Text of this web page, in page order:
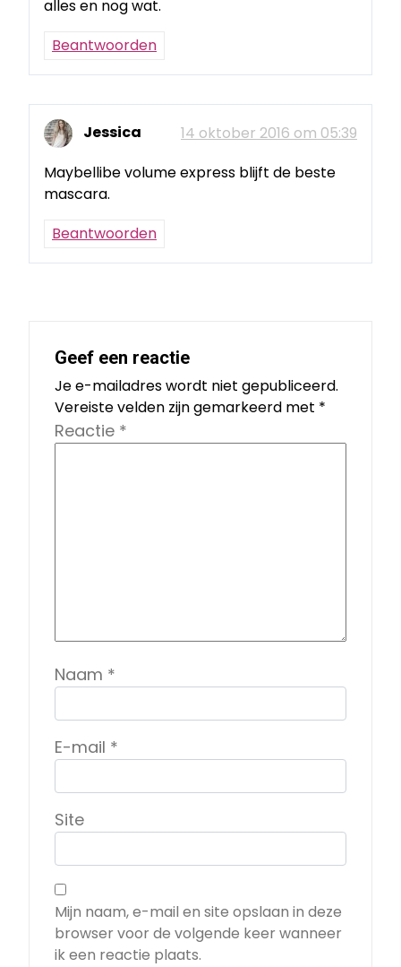
alles en nog wat.
Beantwoorden
Jessica
14 oktober 2016 om 05:39
Maybellibe volume express blijft de beste
mascara.
Beantwoorden
Geef een reactie
Je e-mailadres wordt niet gepubliceerd.
Vereiste velden zijn gemarkeerd met *
Reactie *
Naam *
E-mail *
Site
Mijn naam, e-mail en site opslaan in deze
browser voor de volgende keer wanneer
ik een reactie plaats.